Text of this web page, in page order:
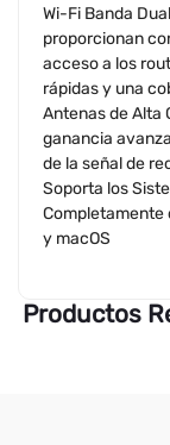
Wi-Fi Banda
proporcionan
acceso a los
rápidas y una
Antenas de Alta
ganancia
de la señal de
Soporta los
y macOS
Productos